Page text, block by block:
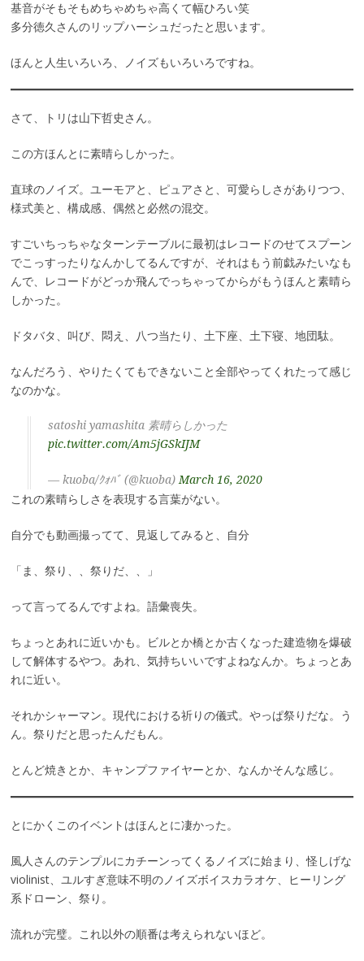
基音がそもそもめちゃめちゃ高くて幅ひろい笑
多分徳久さんのリップハーシュだったと思います。
ほんと人生いろいろ、ノイズもいろいろですね。
さて、トリは山下哲史さん。
この方ほんとに素晴らしかった。
直球のノイズ。ユーモアと、ピュアさと、可愛らしさがありつつ、
様式美と、構成感、偶然と必然の混交。
すごいちっちゃなターンテーブルに最初はレコードのせてスプーン
でこっすったりなんかしてるんですが、それはもう前戯みたいなも
んで、レコードがどっか飛んでっちゃってからがもうほんと素晴ら
しかった。
ドタバタ、叫び、悶え、八つ当たり、土下座、土下寝、地団駄。
なんだろう、やりたくてもできないこと全部やってくれたって感じ
なのかな。
satoshi yamashita 素晴らしかった
pic.twitter.com/Am5jGSkIJM
— kuoba/ｸｫﾊﾞ (@kuoba)March 16, 2020
これの素晴らしさを表現する言葉がない。
自分でも動画撮ってて、見返してみると、自分
「ま、祭り、、祭りだ、、」
って言ってるんですよね。語彙喪失。
ちょっとあれに近いかも。ビルとか橋とか古くなった建造物を爆破
して解体するやつ。あれ、気持ちいいですよねなんか。ちょっとあ
れに近い。
それかシャーマン。現代における祈りの儀式。やっぱ祭りだな。う
ん。祭りだと思ったんだもん。
とんど焼きとか、キャンプファイヤーとか、なんかそんな感じ。
とにかくこのイベントはほんとに凄かった。
風人さんのテンプルにカチーンってくるノイズに始まり、怪しげな
violinist、ユルすぎ意味不明のノイズボイスカラオケ、ヒーリング
系ドローン、祭り。
流れが完璧。これ以外の順番は考えられないほど。